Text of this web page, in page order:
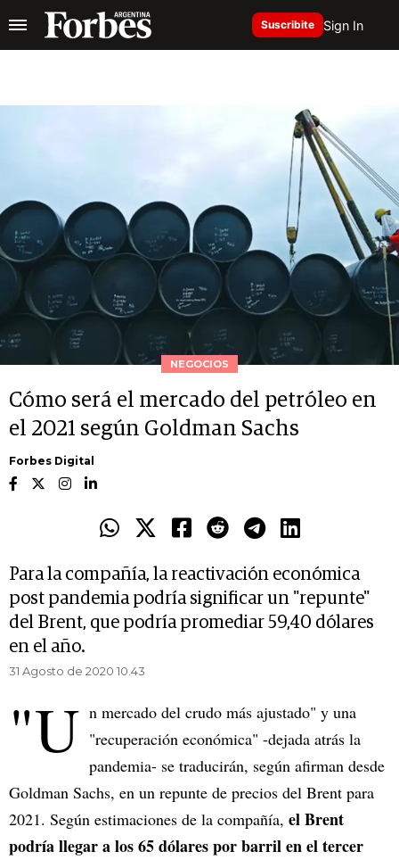
Suscribite Sign In
NEGOCIOS
Cómo será el mercado del petróleo en
el 2021 según Goldman Sachs
Forbes Digital
Para la compañía, la reactivación económica
post pandemia podría significar un "repunte"
del Brent, que podría promediar 59,40 dólares
en el año.
31 Agosto de 2020 10.43
"U n mercado del crudo más ajustado" y una
"recuperación económica" -dejada atrás la
pandemia- se traducirán, según afirman desde
Goldman Sachs, en un repunte de precios del Brent para
2021. Según estimaciones de la compañía, el Brent
podría llegar a los 65 dólares por barril en el tercer